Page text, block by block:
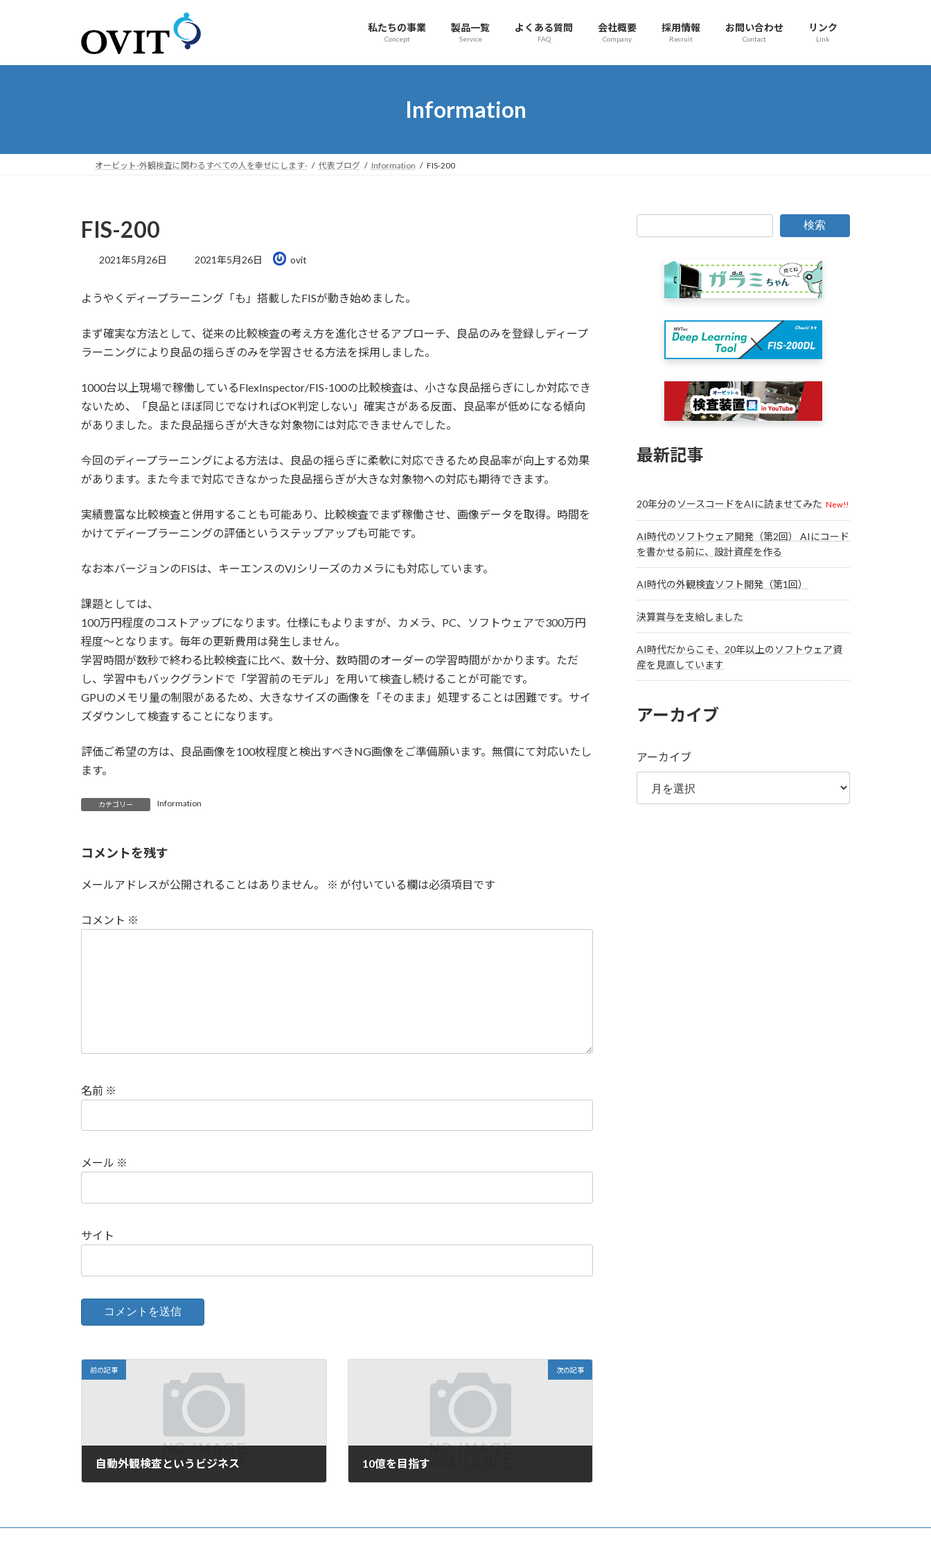
プ
動
私たちの事業
Concept
製品一覧
Service
よくある質問
FAQ
会社概要
Company
採用情報
Recruit
お問い合わせ
Contact
リンク
Link
Information
オービット-外観検査に関わるすべての人を幸せにします- 代表ブログ Information FIS-200
FIS-200
2021年5月26日
最
新
時
:
2021年5月26日 ovit
ようやくディープラーニング「も」搭載したFISが動き始めました。
まず確実な方法として、従来の比較検査の考え方を進化させるアプローチ、良品のみを登録しディープ
ラーニングにより良品の揺らぎのみを学習させる方法を採用しました。
1000台以上現場で稼働しているFlexInspector/FIS-100の比較検査は、小さな良品揺らぎにしか対応でき
ないため、「良品とほぼ同じでなければOK判定しない」確実さがある反面、良品率が低めになる傾向
がありました。また良品揺らぎが大きな対象物には対応できませんでした。
今回のディープラーニングによる方法は、良品の揺らぎに柔軟に対応できるため良品率が向上する効果
があります。また今まで対応できなかった良品揺らぎが大きな対象物への対応も期待できます。
実績豊富な比較検査と併用することも可能あり、比較検査でまず稼働させ、画像データを取得。時間を
かけてディープラーニングの評価というステップアップも可能です。
なお本バージョンのFISは、キーエンスのVJシリーズのカメラにも対応しています。
課題としては、
100万円程度のコストアップになります。仕様にもよりますが、カメラ、PC、ソフトウェアで300万円
程度～となります。毎年の更新費用は発生しません。
学習時間が数秒で終わる比較検査に比べ、数十分、数時間のオーダーの学習時間がかかります。ただ
し、学習中もバックグランドで「学習前のモデル」を用いて検査し続けることが可能です。
GPUのメモリ量の制限があるため、大きなサイズの画像を「そのまま」処理することは困難です。サイ
ズダウンして検査することになります。
評価ご希望の方は、良品画像を100枚程度と検出すべきNG画像をご準備願います。無償にて対応いたし
ます。
カテゴリー Information
コメントを残す
メールアドレスが公開されることはありません。 ※ が付いている欄は必須項目です
コメント ※
名前 ※
メール ※
サイト
前の記事
自動外観検査というビジネス
次の記事
10億を目指す
検索
最新記事
20年分のソースコードをAIに読ませてみた New!!
AI時代のソフトウェア開発（第2回） AIにコード
を書かせる前に、設計資産を作る
AI時代の外観検査ソフト開発（第1回）
決算賞与を支給しました
AI時代だからこそ、20年以上のソフトウェア資
産を見直しています
アーカイブ
アーカイブ